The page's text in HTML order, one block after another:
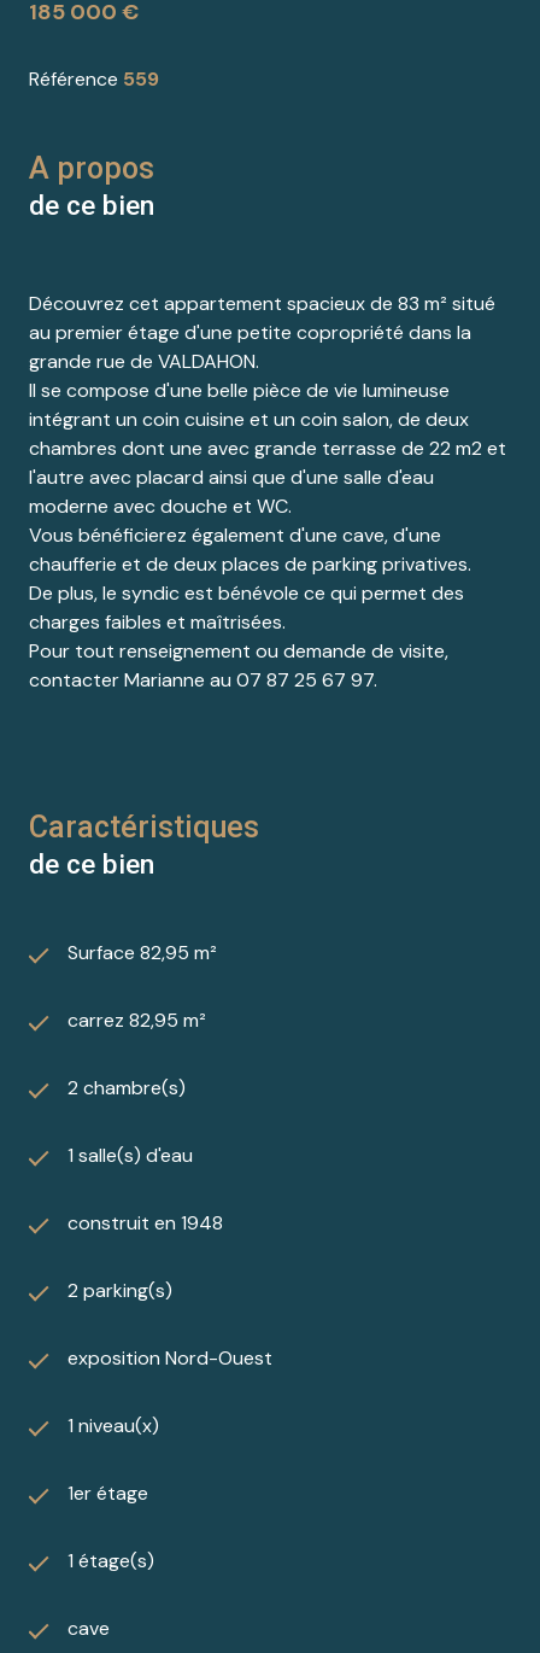
185 000 €
Référence 559
A propos
de ce bien
Découvrez cet appartement spacieux de 83 m² situé
au premier étage d'une petite copropriété dans la
grande rue de VALDAHON.
Il se compose d'une belle pièce de vie lumineuse
intégrant un coin cuisine et un coin salon, de deux
chambres dont une avec grande terrasse de 22 m2 et
l'autre avec placard ainsi que d'une salle d'eau
moderne avec douche et WC.
Vous bénéficierez également d'une cave, d'une
chaufferie et de deux places de parking privatives.
De plus, le syndic est bénévole ce qui permet des
charges faibles et maîtrisées.
Pour tout renseignement ou demande de visite,
contacter Marianne au 07 87 25 67 97.
Caractéristiques
de ce bien
Surface 82,95 m²
carrez 82,95 m²
2 chambre(s)
1 salle(s) d'eau
construit en 1948
2 parking(s)
exposition Nord-Ouest
1 niveau(x)
1er étage
1 étage(s)
cave